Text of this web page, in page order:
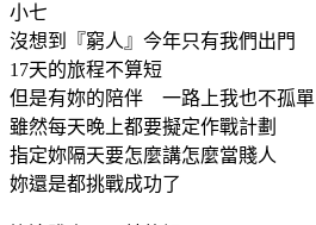
小七
沒想到『窮人』今年只有我們出門
17天的旅程不算短
但是有妳的陪伴 一路上我也不孤單
雖然每天晚上都要擬定作戰計劃
指定妳隔天要怎麼講怎麼當賤人
妳還是都挑戰成功了